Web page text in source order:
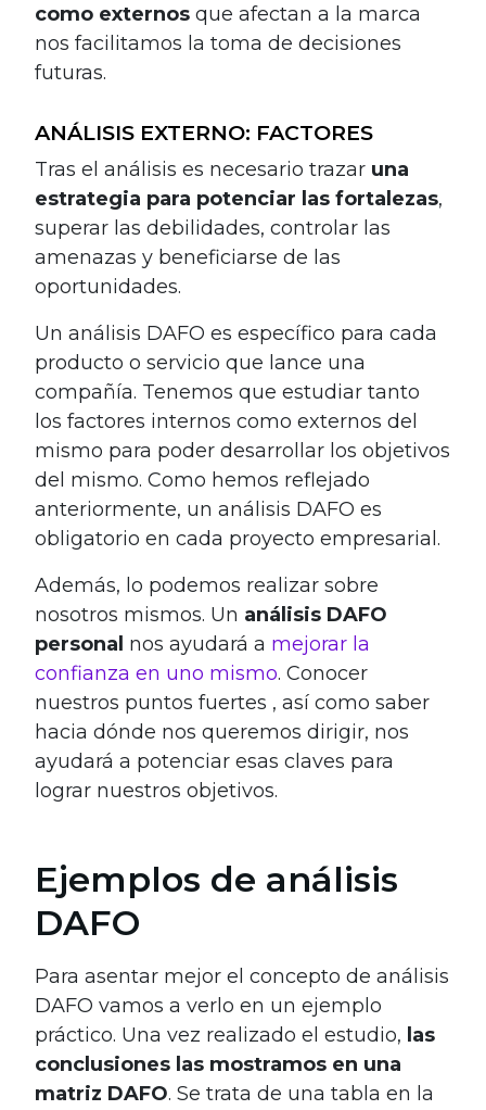
como externos que afectan a la marca
nos facilitamos la toma de decisiones
futuras.
ANÁLISIS EXTERNO: FACTORES
Tras el análisis es necesario trazar una
estrategia para potenciar las fortalezas,
superar las debilidades, controlar las
amenazas y beneficiarse de las
oportunidades.
Un análisis DAFO es específico para cada
producto o servicio que lance una
compañía. Tenemos que estudiar tanto
los factores internos como externos del
mismo para poder desarrollar los objetivos
del mismo. Como hemos reflejado
anteriormente, un análisis DAFO es
obligatorio en cada proyecto empresarial.
Además, lo podemos realizar sobre
nosotros mismos. Un análisis DAFO
personal nos ayudará a mejorar la
confianza en uno mismo. Conocer
nuestros puntos fuertes , así como saber
hacia dónde nos queremos dirigir, nos
ayudará a potenciar esas claves para
lograr nuestros objetivos.
Ejemplos de análisis
DAFO
Para asentar mejor el concepto de análisis
DAFO vamos a verlo en un ejemplo
práctico. Una vez realizado el estudio, las
conclusiones las mostramos en una
matriz DAFO. Se trata de una tabla en la